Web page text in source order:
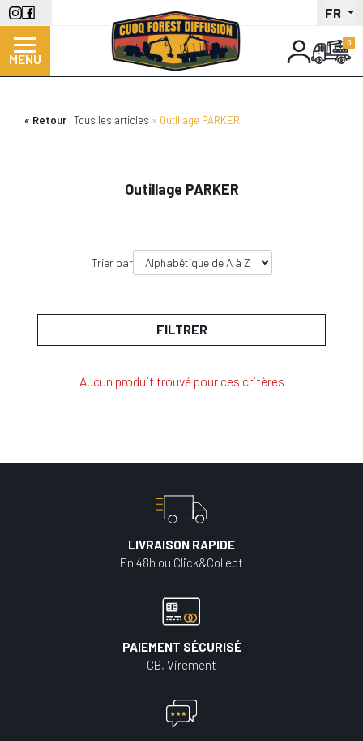
Aller
au
contenu
principal
FR
MENU
Retour Tous les articles Outillage PARKER
Outillage PARKER
Trier par
FILTRER
Aucun produit trouvé pour ces critères
LIVRAISON RAPIDE
En 48h ou Click&Collect
PAIEMENT SÉCURISÉ
CB, Virement